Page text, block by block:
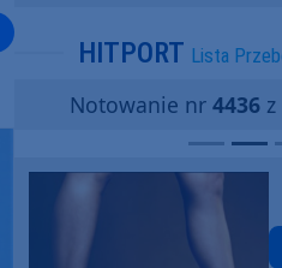
informuje
i ofertach
najmu
HITPORT Lista
Notowanie nr 4436z